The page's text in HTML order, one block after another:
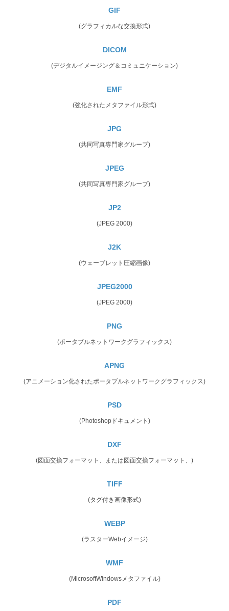
GIF
(グラフィカルな交換形式)
DICOM
(デジタルイメージング＆コミュニケーション)
EMF
(強化されたメタファイル形式)
JPG
(共同写真専門家グループ)
JPEG
(共同写真専門家グループ)
JP2
(JPEG 2000)
J2K
(ウェーブレット圧縮画像)
JPEG2000
(JPEG 2000)
PNG
(ポータブルネットワークグラフィックス)
APNG
(アニメーション化されたポータブルネットワークグラフィックス)
PSD
(Photoshopドキュメント)
DXF
(図面交換フォーマット、または図面交換フォーマット、)
TIFF
(タグ付き画像形式)
WEBP
(ラスターWebイメージ)
WMF
(MicrosoftWindowsメタファイル)
PDF